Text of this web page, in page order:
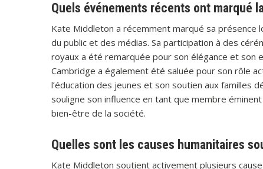
Quels événements récents ont marqué
Kate Middleton a récemment marqué sa
du public et des médias. Sa participation à des
royaux a été remarquée pour son élégance et son
Cambridge a également été saluée pour son rôle
l’éducation des jeunes et son soutien aux familles
souligne son influence en tant que membre
bien-être de la société.
Quelles sont les causes humanitaires
Kate Middleton soutient activement plusieurs